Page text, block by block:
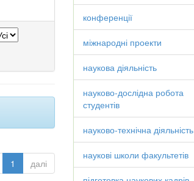
1 далі
конференції
міжнародні проекти
наукова діяльність
науково-дослідна робота
студентів
науково-технічна діяльність
наукові школи факультетів